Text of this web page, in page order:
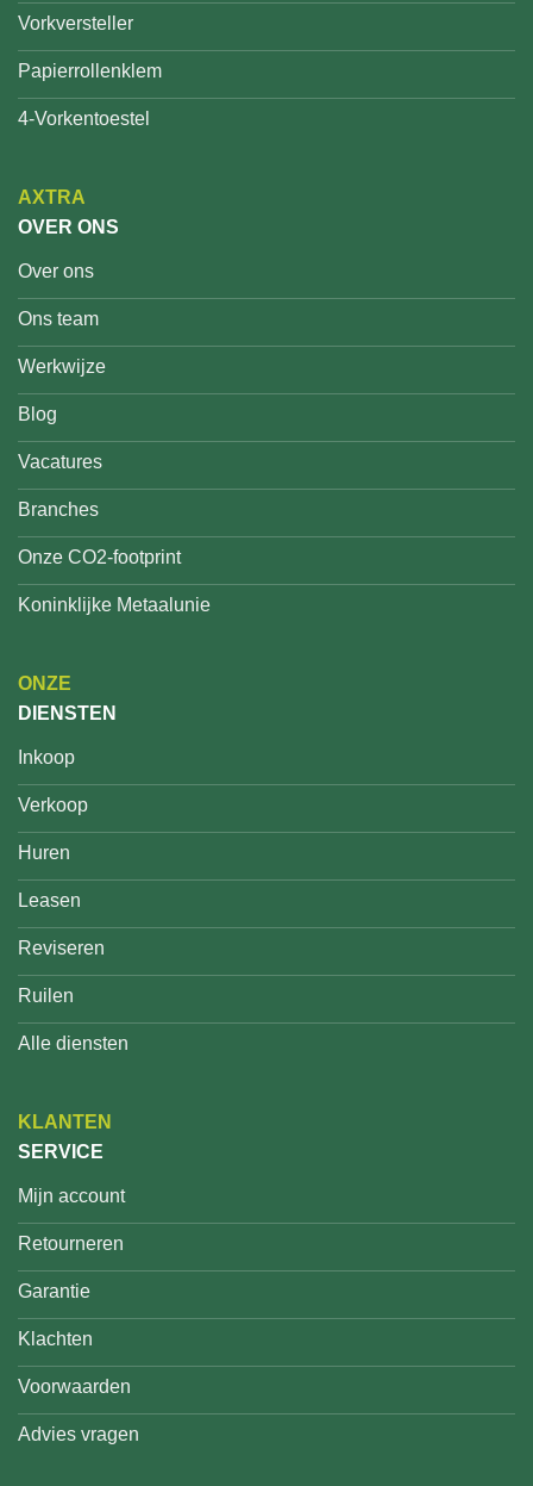
Vorkversteller
Papierrollenklem
4-Vorkentoestel
AXTRA
OVER ONS
Over ons
Ons team
Werkwijze
Blog
Vacatures
Branches
Onze CO2-footprint
Koninklijke Metaalunie
ONZE
DIENSTEN
Inkoop
Verkoop
Huren
Leasen
Reviseren
Ruilen
Alle diensten
KLANTEN
SERVICE
Mijn account
Retourneren
Garantie
Klachten
Voorwaarden
Advies vragen